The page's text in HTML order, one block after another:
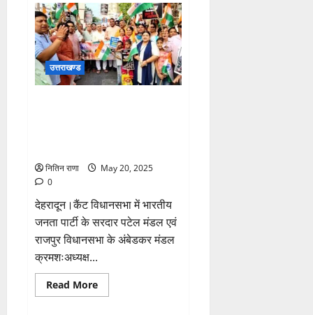
हॉस्टल
एवं
स्पोर्ट्स
कॉलेज
में
प्रवेश
हेतु
मुख्य
ट्रायल
उत्तराखण्ड
नितिन राणा
May 20, 2025
0
देहरादून।कैंट विधानसभा में भारतीय
जनता पार्टी के सरदार पटेल मंडल एवं
राजपुर विधानसभा के अंबेडकर मंडल
क्रमशःअध्यक्ष...
Read MoreRead
more